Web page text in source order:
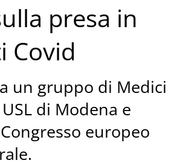
presa in
Covid
un gruppo di Medici
di Modena e
europeo